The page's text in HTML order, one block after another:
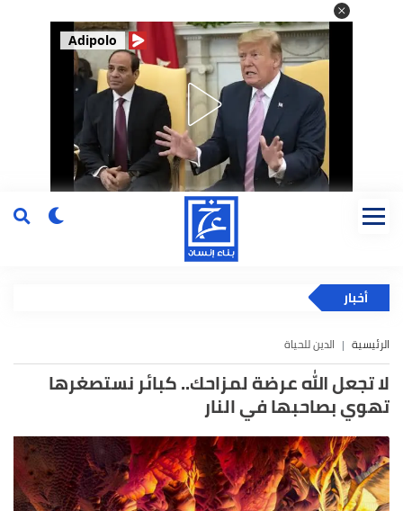
Adipolo
أخبار
الرئيسية الدين للحياة
لا تجعل الله عرضة لمزاحك.. كبائر نستصغرها
تهوي بصاحبها في النار